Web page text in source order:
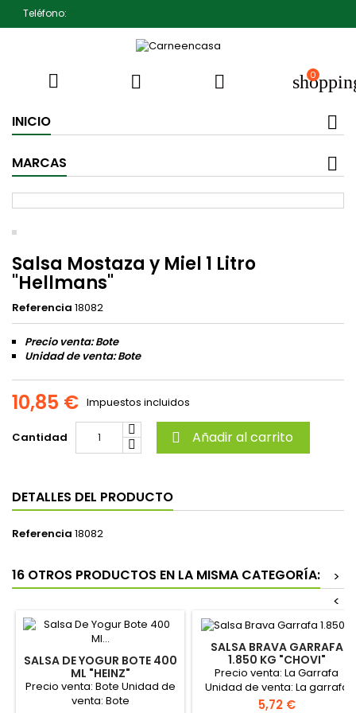
Teléfono:
   0
INICIO
MARCAS
Salsa Mostaza y Miel 1 Litro
"Hellmans"
Referencia 18082
Precio venta: Bote
Unidad de venta: Bote
10,85 € Impuestos incluidos
Cantidad  Añadir al carrito
DETALLES DEL PRODUCTO
Referencia 18082
16 OTROS PRODUCTOS EN LA MISMA CATEGORÍA:
>
<
SALSA DE YOGUR BOTE 400
ML "HEINZ"
Precio venta: Bote Unidad de
venta: Bote
SALSA BRAVA GARRAFA
1.850 KG "CHOVI"
Precio venta: La Garrafa
Unidad de venta: La garrafa
Formato de la caja: 6
Precio
5,72 €